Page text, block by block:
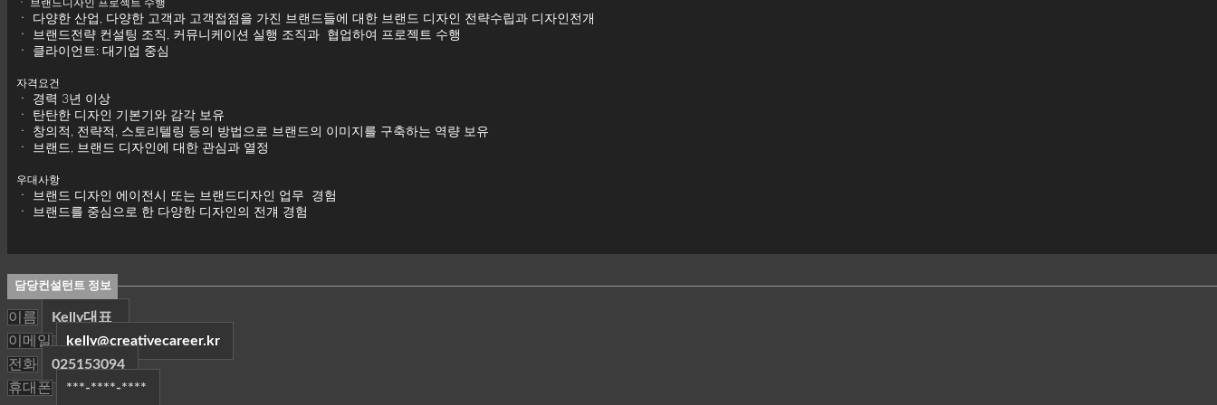
ㆍ 브랜드디자인 프로젝트 수행
ㆍ 다양한 산업, 다양한 고객과 고객접점을 가진 브랜드들에 대한 브랜드 디자인 전략수립과 디자인전개
ㆍ 브랜드전략 컨설팅 조직, 커뮤니케이션 실행 조직과 협업하여 프로젝트 수행
ㆍ 클라이언트: 대기업 중심
자격요건
ㆍ 경력 3년 이상
ㆍ 탄탄한 디자인 기본기와 감각 보유
ㆍ 창의적, 전략적, 스토리텔링 등의 방법으로 브랜드의 이미지를 구축하는 역량 보유
ㆍ 브랜드, 브랜드 디자인에 대한 관심과 열정
우대사항
ㆍ 브랜드 디자인 에이전시 또는 브랜드디자인 업무 경험
ㆍ 브랜드를 중심으로 한 다양한 디자인의 전걔 경험
담당컨설턴트 정보
이름
Kelly대표
이메일
kelly@creativecareer.kr
전화
025153094
휴대폰
***-****-****